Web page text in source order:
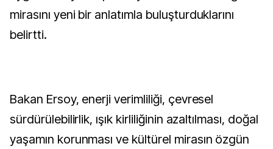
mirasını yeni bir anlatımla buluşturduklarını
belirtti.
Bakan Ersoy, enerji verimliliği, çevresel
sürdürülebilirlik, ışık kirliliğinin azaltılması, doğal
yaşamın korunması ve kültürel mirasın özgün